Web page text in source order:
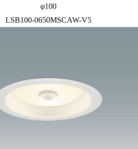
φ100
LSB100-0650MSCAW-V5